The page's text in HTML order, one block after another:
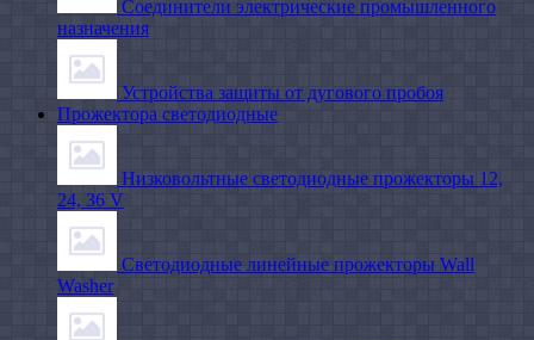
Соединители электрические промышленного
назначения
Устройства защиты от дугового пробоя
Прожектора светодиодные
Низковольтные светодиодные прожекторы 12,
24, 36 V
Светодиодные линейные прожекторы Wall
Washer